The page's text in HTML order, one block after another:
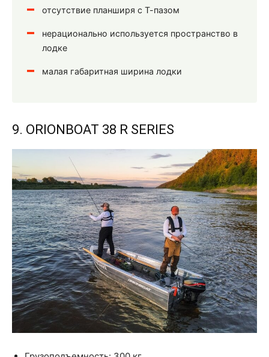
отсутствие планширя с Т-пазом
нерационально используется пространство в
лодке
малая габаритная ширина лодки
9. ORIONBOAT 38 R SERIES